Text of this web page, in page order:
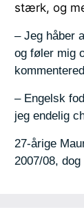
stærk, og
– Jeg håber
og føler mig
– Engelsk
jeg endelig
27-årige
2007/08,